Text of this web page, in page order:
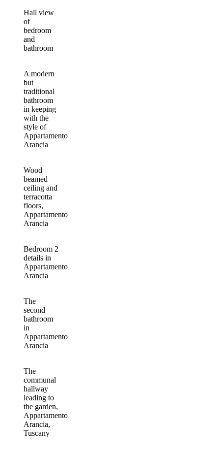
Hall view
of
bedroom
and
bathroom
A modern
but
traditional
bathroom
in keeping
with the
style of
Appartamento
Arancia
Wood
beamed
ceiling and
terracotta
floors,
Appartamento
Arancia
Bedroom 2
details in
Appartamento
Arancia
The
second
bathroom
in
Appartamento
Arancia
The
communal
hallway
leading to
the garden,
Appartamento
Arancia,
Tuscany